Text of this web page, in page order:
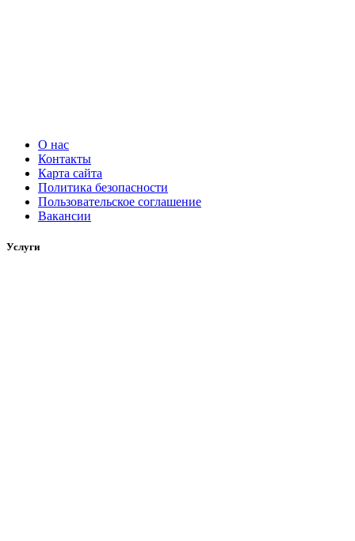
О нас
Контакты
Карта сайта
Политика безопасности
Пользовательское соглашение
Вакансии
Услуги